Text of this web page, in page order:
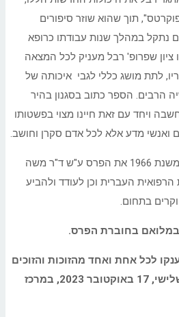
תוך שהוא שוזר סיפורים
נתקל במהלך שנות עבודתו כרופא
ציון שפרופ' רבל מעניק לכל המצאה
לתת מושג כללי לגבי איכותה של
הרבים. הספר כתוב בסגנון בהיר
ויחד עם זאת חיינו מצוי בפשטותו
ואנשי מדע אלא לכל אדם סקרן וחושב.
עיריית תל-אביב-יפו מעניקה משנת 1966 את הפרס ע"ש ד"ר משה
העברית וכן לעודד ולהביע
בתחום.
במלואם בחוברת הפרס.
18,000 ₪, יוענקו לכל אחת ואחד מהזוכות והזוכים
2023,
במרכז